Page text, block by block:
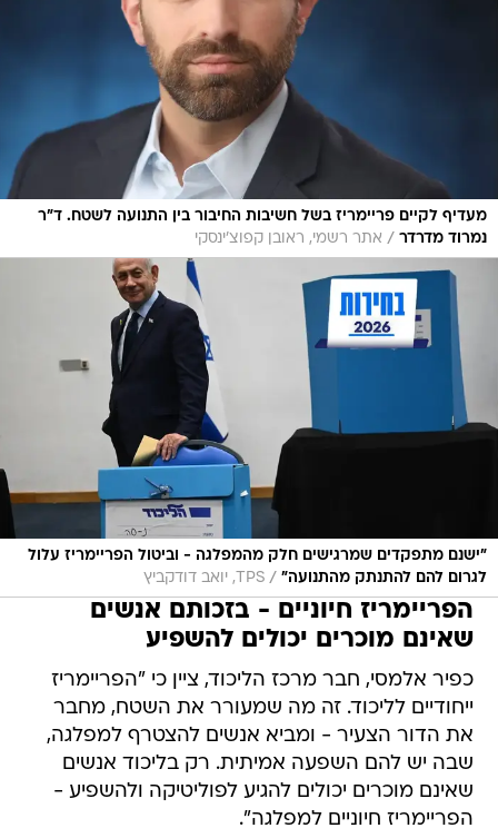
מעדיף לקיים פריימריז בשל חשיבות החיבור בין התנועה לשטח. ד"ר
נמרוד מדרדר / אתר רשמי, ראובן קפוצ'ינסקי
"ישנם מתפקדים שמרגישים חלק מהמפלגה - וביטול הפריימריז עלול
לגרום להם להתנתק מהתנועה" / TPS, יואב דודקביץ
הפריימריז חיוניים - בזכותם אנשים
שאינם מוכרים יכולים להשפיע
כפיר אלמסי, חבר מרכז הליכוד, ציין כי "הפריימריז
ייחודיים לליכוד. זה מה שמעורר את השטח, מחבר
את הדור הצעיר - ומביא אנשים להצטרף למפלגה,
שבה יש להם השפעה אמיתית. רק בליכוד אנשים
שאינם מוכרים יכולים להגיע לפוליטיקה ולהשפיע -
הפריימריז חיוניים למפלגה".